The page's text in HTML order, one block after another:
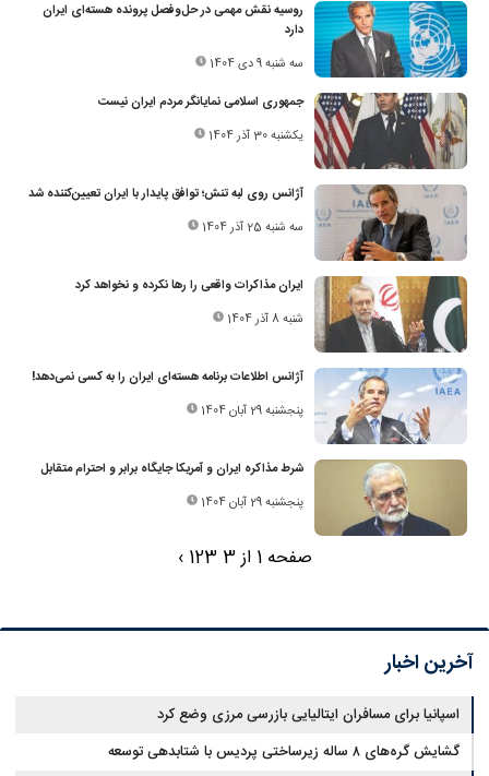
روسیه نقش مهمی در حل‌وفصل پرونده هسته‌ای ایران
دارد
سه شنبه 9 دی 1404
جمهوری اسلامی نمایانگر مردم ایران نیست
یکشنبه 30 آذر 1404
آژانس روی لبه تنش؛ توافق پایدار با ایران تعیین‌کننده شد
سه شنبه 25 آذر 1404
ایران مذاکرات واقعی را رها نکرده و نخواهد کرد
شنبه 8 آذر 1404
آژانس اطلاعات برنامه هسته‌ای ایران را به کسی نمی‌دهد!
پنجشنبه 29 آبان 1404
شرط مذاکره ایران و آمریکا جایگاه برابر و احترام متقابل
پنجشنبه 29 آبان 1404
صفحه 1 از 3 123
›
آخرین اخبار
اسپانیا برای مسافران ایتالیایی بازرسی مرزی وضع کرد
گشایش گره‌های ۸ ساله زیرساختی پردیس با شتابدهی توسعه